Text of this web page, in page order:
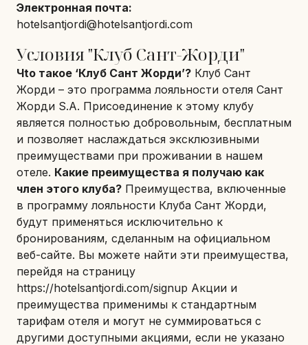
Электронная почта:
hotelsantjordi@hotelsantjordi.com
Условия "Клуб Сант-Жорди"
Чtо такое ‘Клуб Сант Жорди’? Клуб Сант
Жорди – это программа лояльности отеля Сант
Жорди S.A. Присоединение к этому клубу
является полностью добровольным, бесплатным
и позволяет наслаждаться эксклюзивными
преимуществами при проживании в нашем
отеле. Какие преимущества я получаю как
член этого клуба? Преимущества, включенные
в программу лояльности Клуба Сант Жорди,
будут применяться исключительно к
бронированиям, сделанным на официальном
веб-сайте. Вы можете найти эти преимущества,
перейдя на страницу
https://hotelsantjordi.com/signup Акции и
преимущества применимы к стандартным
тарифам отеля и могут не суммироваться с
другими доступными акциями, если не указано